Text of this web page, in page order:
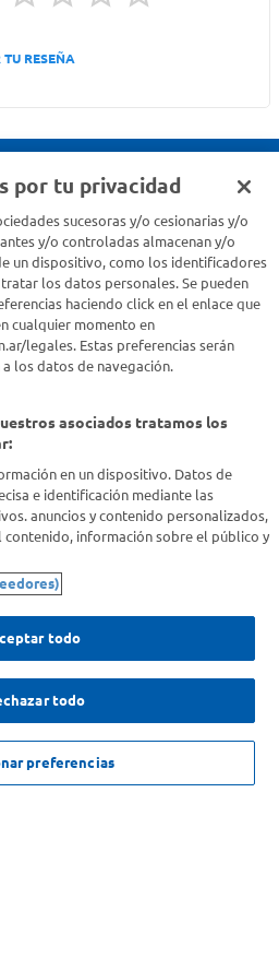
NO DISPONIBLE
RESEÑA
con nosotros acá
por tu privacidad
sucesoras y/o cesionarias y/o
y/o controladas almacenan y/o
un dispositivo, como los identificadores
los datos personales. Se pueden
haciendo click en el enlace que
cualquier momento en
legales. Estas preferencias serán
los datos de navegación.
asociados tratamos los
en un dispositivo. Datos de
e identificación mediante las
anuncios y contenido personalizados,
contenido, información sobre el público y
todo
todo
preferencias